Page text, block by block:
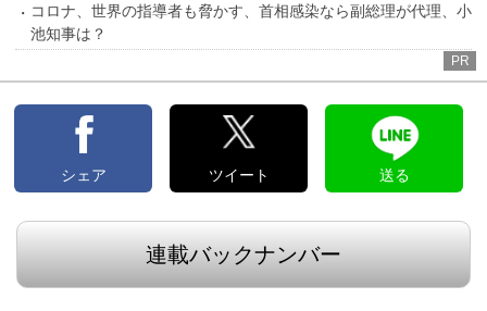
コロナ、世界の指導者も脅かす、首相感染なら副総理が代理、小
池知事は？
PR
シェア ツイート 送る
連載バックナンバー